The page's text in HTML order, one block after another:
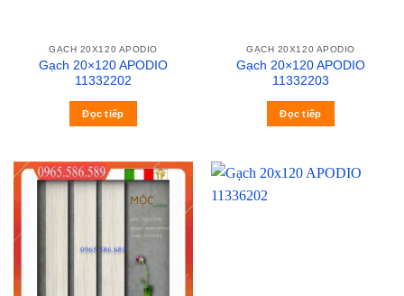
GẠCH 20X120 APODIO
Gạch 20×120 APODIO
11332202
Đọc tiếp
GẠCH 20X120 APODIO
Gạch 20×120 APODIO
11332203
Đọc tiếp